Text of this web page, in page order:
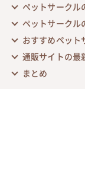
ペットサークル
ペットサークル
おすすめペット
通販サイトの最
まとめ